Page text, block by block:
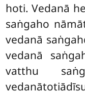
hoti. Vedanā
saṅgaho
vedanā
vedanā
vatthu